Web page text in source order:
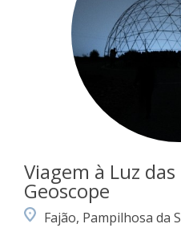
Viagem à Luz
Geoscope
Fajão, Pampilhosa da